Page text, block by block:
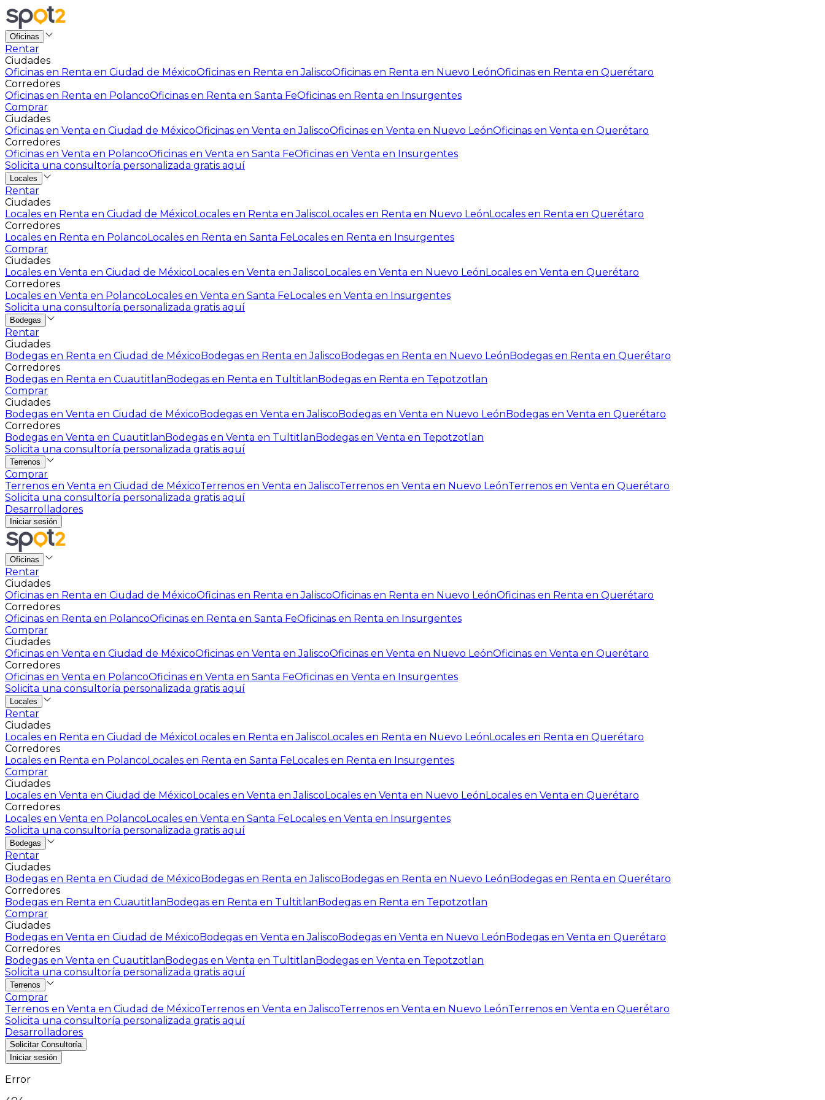
Oficinas
Rentar
Ciudades
Oficinas en Renta en Ciudad de MéxicoOficinas en Renta en JaliscoOficinas en Renta en Nuevo LeónOficinas en Renta en Querétaro
Corredores
Oficinas en Renta en PolancoOficinas en Renta en Santa FeOficinas en Renta en Insurgentes
Comprar
Ciudades
Oficinas en Venta en Ciudad de MéxicoOficinas en Venta en JaliscoOficinas en Venta en Nuevo LeónOficinas en Venta en Querétaro
Corredores
Oficinas en Venta en PolancoOficinas en Venta en Santa FeOficinas en Venta en Insurgentes
Solicita una consultoría personalizada gratis aquí
Locales
Rentar
Ciudades
Locales en Renta en Ciudad de MéxicoLocales en Renta en JaliscoLocales en Renta en Nuevo LeónLocales en Renta en Querétaro
Corredores
Locales en Renta en PolancoLocales en Renta en Santa FeLocales en Renta en Insurgentes
Comprar
Ciudades
Locales en Venta en Ciudad de MéxicoLocales en Venta en JaliscoLocales en Venta en Nuevo LeónLocales en Venta en Querétaro
Corredores
Locales en Venta en PolancoLocales en Venta en Santa FeLocales en Venta en Insurgentes
Solicita una consultoría personalizada gratis aquí
Bodegas
Rentar
Ciudades
Bodegas en Renta en Ciudad de MéxicoBodegas en Renta en JaliscoBodegas en Renta en Nuevo LeónBodegas en Renta en Querétaro
Corredores
Bodegas en Renta en CuautitlanBodegas en Renta en TultitlanBodegas en Renta en Tepotzotlan
Comprar
Ciudades
Bodegas en Venta en Ciudad de MéxicoBodegas en Venta en JaliscoBodegas en Venta en Nuevo LeónBodegas en Venta en Querétaro
Corredores
Bodegas en Venta en CuautitlanBodegas en Venta en TultitlanBodegas en Venta en Tepotzotlan
Solicita una consultoría personalizada gratis aquí
Terrenos
Comprar
Terrenos en Venta en Ciudad de MéxicoTerrenos en Venta en JaliscoTerrenos en Venta en Nuevo LeónTerrenos en Venta en Querétaro
Solicita una consultoría personalizada gratis aquí
Desarrolladores
Iniciar sesión
Oficinas
Rentar
Ciudades
Oficinas en Renta en Ciudad de MéxicoOficinas en Renta en JaliscoOficinas en Renta en Nuevo LeónOficinas en Renta en Querétaro
Corredores
Oficinas en Renta en PolancoOficinas en Renta en Santa FeOficinas en Renta en Insurgentes
Comprar
Ciudades
Oficinas en Venta en Ciudad de MéxicoOficinas en Venta en JaliscoOficinas en Venta en Nuevo LeónOficinas en Venta en Querétaro
Corredores
Oficinas en Venta en PolancoOficinas en Venta en Santa FeOficinas en Venta en Insurgentes
Solicita una consultoría personalizada gratis aquí
Locales
Rentar
Ciudades
Locales en Renta en Ciudad de MéxicoLocales en Renta en JaliscoLocales en Renta en Nuevo LeónLocales en Renta en Querétaro
Corredores
Locales en Renta en PolancoLocales en Renta en Santa FeLocales en Renta en Insurgentes
Comprar
Ciudades
Locales en Venta en Ciudad de MéxicoLocales en Venta en JaliscoLocales en Venta en Nuevo LeónLocales en Venta en Querétaro
Corredores
Locales en Venta en PolancoLocales en Venta en Santa FeLocales en Venta en Insurgentes
Solicita una consultoría personalizada gratis aquí
Bodegas
Rentar
Ciudades
Bodegas en Renta en Ciudad de MéxicoBodegas en Renta en JaliscoBodegas en Renta en Nuevo LeónBodegas en Renta en Querétaro
Corredores
Bodegas en Renta en CuautitlanBodegas en Renta en TultitlanBodegas en Renta en Tepotzotlan
Comprar
Ciudades
Bodegas en Venta en Ciudad de MéxicoBodegas en Venta en JaliscoBodegas en Venta en Nuevo LeónBodegas en Venta en Querétaro
Corredores
Bodegas en Venta en CuautitlanBodegas en Venta en TultitlanBodegas en Venta en Tepotzotlan
Solicita una consultoría personalizada gratis aquí
Terrenos
Comprar
Terrenos en Venta en Ciudad de MéxicoTerrenos en Venta en JaliscoTerrenos en Venta en Nuevo LeónTerrenos en Venta en Querétaro
Solicita una consultoría personalizada gratis aquí
Desarrolladores
Solicitar Consultoría
Iniciar sesión
Error